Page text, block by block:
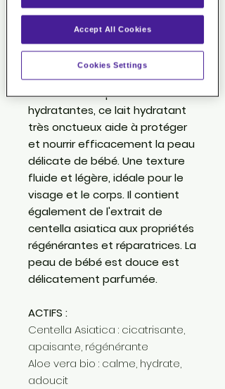
les bébés et enfants ayant des
rougeurs ou des irritations.
DESCRIPTION : Enrichi en huile
d'amande douce et d'aloe vera
bio aux vertus protectrices et
hydratantes, ce lait hydratant
très onctueux aide à protéger
et nourrir efficacement la peau
délicate de bébé. Une texture
fluide et légère, idéale pour le
visage et le corps. Il contient
également de l'extrait de
centella asiatica aux propriétés
régénérantes et réparatrices. La
peau de bébé est douce est
délicatement parfumée.
ACTIFS :
Centella Asiatica : cicatrisante,
apaisante, régénérante
Aloe vera bio : calme, hydrate,
adoucit
Accept All Cookies
Cookies Settings